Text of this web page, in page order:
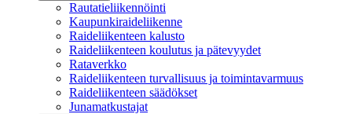
Rautatieliikennöinti
Kaupunkiraideliikenne
Raideliikenteen kalusto
Raideliikenteen koulutus ja pätevyydet
Rataverkko
Raideliikenteen turvallisuus ja toimintavarmuus
Raideliikenteen säädökset
Junamatkustajat